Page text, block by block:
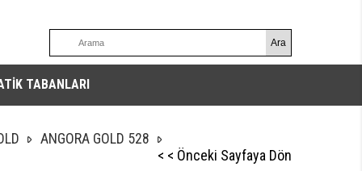
TABANLARI
ANGORA GOLD 528
< < Önceki Sayfaya Dön